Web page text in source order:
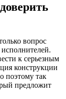
вопрос
к серьезным
конструкции
поэтому так
предложит